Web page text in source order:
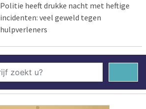
Politie heeft drukke nacht met heftige
incidenten: veel geweld tegen
hulpverleners